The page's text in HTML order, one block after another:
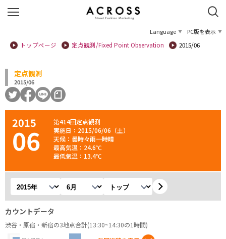
Language
PC版を表示
トップページ
定点観測/Fixed Point Observation 2015/06
定点観測
2015/06
2015
06
第414回定点観測
実施日：2015/06/06（土）
天候：曇時々雨一時晴
最高気温：24.6℃
最低気温：13.4℃
年を選択 月を選択 観測地を選択
カウントデータ
渋谷・原宿・新宿の3地点合計(13:30~14:30の1時間)